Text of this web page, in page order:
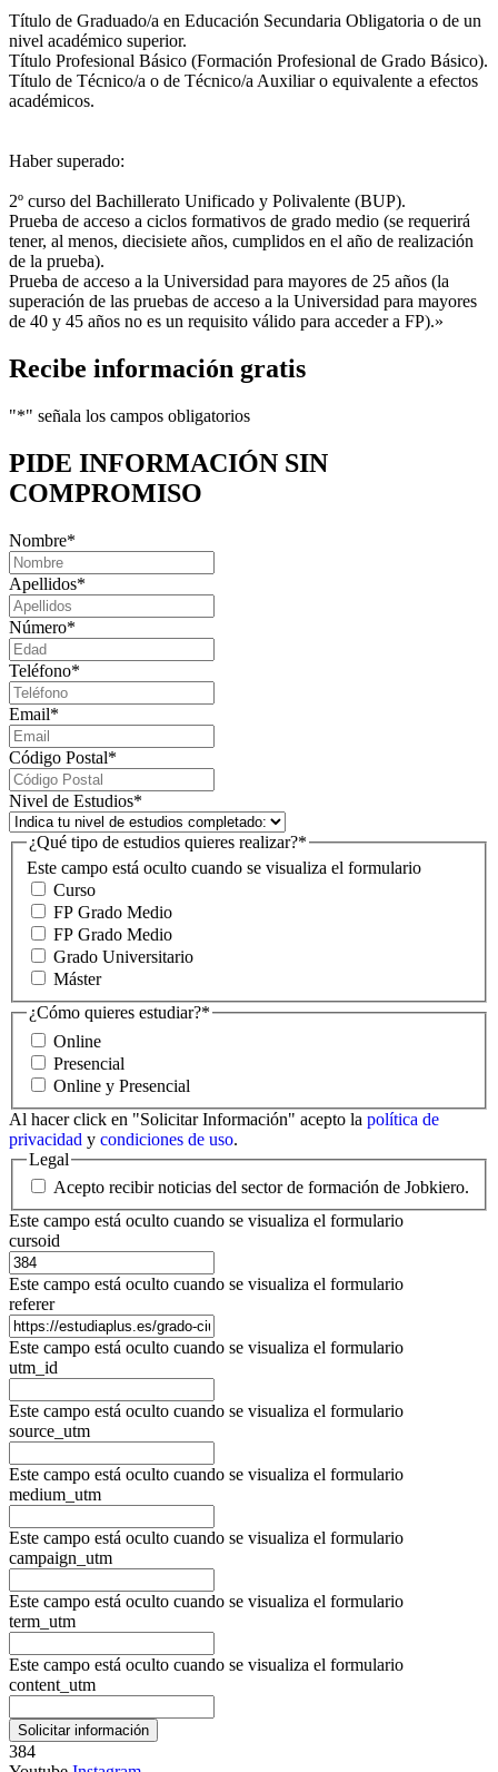
Título de Graduado/a en Educación Secundaria Obligatoria o de un
nivel académico superior.
Título Profesional Básico (Formación Profesional de Grado Básico).
Título de Técnico/a o de Técnico/a Auxiliar o equivalente a efectos
académicos.
Haber superado:
2º curso del Bachillerato Unificado y Polivalente (BUP).
Prueba de acceso a ciclos formativos de grado medio (se requerirá
tener, al menos, diecisiete años, cumplidos en el año de realización
de la prueba).
Prueba de acceso a la Universidad para mayores de 25 años (la
superación de las pruebas de acceso a la Universidad para mayores
de 40 y 45 años no es un requisito válido para acceder a FP).»
Recibe información gratis
"*" señala los campos obligatorios
PIDE INFORMACIÓN SIN
COMPROMISO
Nombre*
Apellidos*
Número*
Teléfono*
Email*
Código Postal*
Nivel de Estudios*
Este campo está oculto cuando se visualiza el formulario
¿Qué tipo de estudios quieres realizar?*
Curso
FP Grado Medio
FP Grado Medio
Grado Universitario
Máster
¿Cómo quieres estudiar?*
Online
Presencial
Online y Presencial
Al hacer click en "Solicitar Información" acepto la política de
privacidad y condiciones de uso.
Legal
Acepto recibir noticias del sector de formación de Jobkiero.
Este campo está oculto cuando se visualiza el formulario
cursoid
Este campo está oculto cuando se visualiza el formulario
referer
Este campo está oculto cuando se visualiza el formulario
utm_id
Este campo está oculto cuando se visualiza el formulario
source_utm
Este campo está oculto cuando se visualiza el formulario
medium_utm
Este campo está oculto cuando se visualiza el formulario
campaign_utm
Este campo está oculto cuando se visualiza el formulario
term_utm
Este campo está oculto cuando se visualiza el formulario
content_utm
384